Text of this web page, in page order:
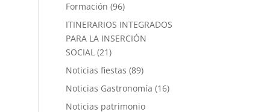
Formación (96)
ITINERARIOS INTEGRADOS
PARA LA INSERCIÓN
SOCIAL (21)
Noticias fiestas (89)
Noticias Gastronomía (16)
Noticias patrimonio